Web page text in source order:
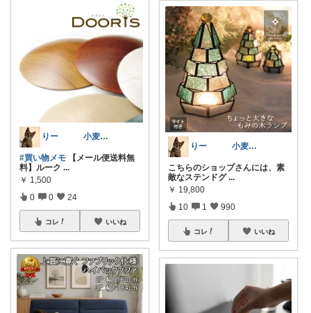
りー 小麦収穫8月中旬まで？
#買い物メモ 【メール便送料無
料】ルーク ...
￥ 1,500
0 0 24
コレ いいね
りー 小麦収穫8月中旬まで？
こちらのショップさんには、素
敵なステンドグ ...
￥ 19,800
10 1 990
コレ いいね